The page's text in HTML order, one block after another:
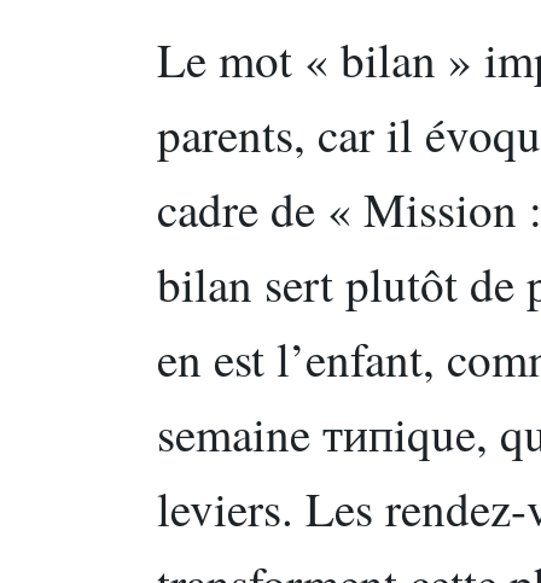
Le mot « bilan »
parents, car il
cadre de « Mission
bilan sert plutôt de
en est l’enfant,
semaine типique,
leviers. Les